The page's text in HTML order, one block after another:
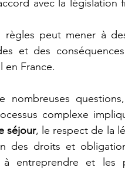
avec la législation
peut mener à
et des
en France.
nombreuses
complexe
séjour, le respect de la
des droits et
entreprendre et les